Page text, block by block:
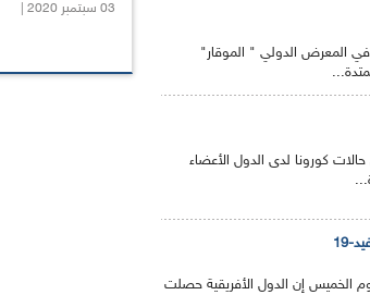
وأجنبيا في المعرض الدولي " الموقار"
كورونا لدى الدول الأعضاء
الخميس إن الدول الأفريقية حصلت
03 سبتمبر 2020 |